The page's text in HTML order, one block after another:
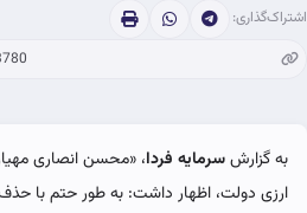
اشتراک‌گذاری:
به گزارشسرمایه فردا، «محسن انصاری
ارزی دولت، اظهار داشت: به طور حتم با